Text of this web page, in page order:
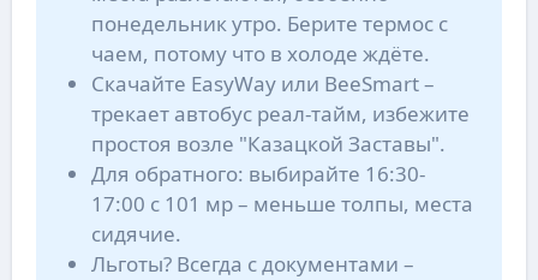
понедельник утро. Берите термос с
чаем, потому что в холоде ждёте.
Скачайте EasyWay или BeeSmart –
трекает автобус реал-тайм, избежите
простоя возле "Казацкой Заставы".
Для обратного: выбирайте 16:30-
17:00 с 101 мр – меньше толпы, места
сидячие.
Льготы? Всегда с документами –